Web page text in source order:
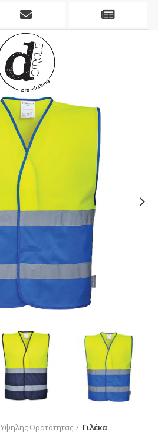
Mobile
Υψηλής Ορατότητας Γιλέκα